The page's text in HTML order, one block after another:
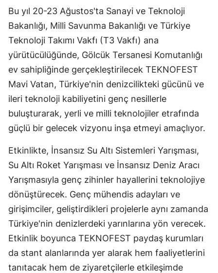
Bu yıl 20-23 Ağustos'ta Sanayi ve Teknoloji
Bakanlığı, Milli Savunma Bakanlığı ve Türkiye
Teknoloji Takımı Vakfı (T3 Vakfı) ana
yürütücülüğünde, Gölcük Tersanesi Komutanlığı
ev sahipliğinde gerçekleştirilecek TEKNOFEST
Mavi Vatan, Türkiye'nin denizcilikteki gücünü ve
ileri teknoloji kabiliyetini genç nesillerle
buluşturarak, yerli ve milli teknolojiler etrafında
güçlü bir gelecek vizyonu inşa etmeyi amaçlıyor.
Etkinlikte, İnsansız Su Altı Sistemleri Yarışması,
Su Altı Roket Yarışması ve İnsansız Deniz Aracı
Yarışmasıyla genç zihinler hayallerini teknolojiye
dönüştürecek. Genç mühendis adayları ve
girişimciler, geliştirdikleri projelerle aynı zamanda
Türkiye'nin denizlerdeki yarınlarına yön verecek.
Etkinlik boyunca TEKNOFEST paydaş kurumları
da stant alanlarında yer alarak hem faaliyetlerini
tanıtacak hem de ziyaretçilerle etkileşimde